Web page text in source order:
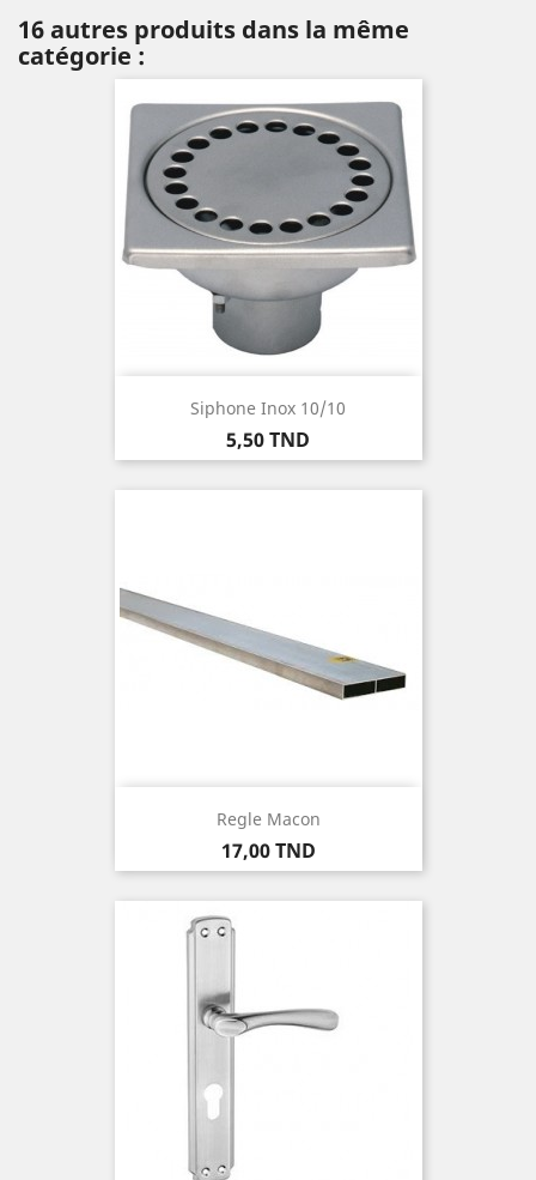
16 autres produits dans la même
catégorie :
Siphone Inox 10/10
Prix
5,50 TND
Regle Macon
Prix
17,00 TND